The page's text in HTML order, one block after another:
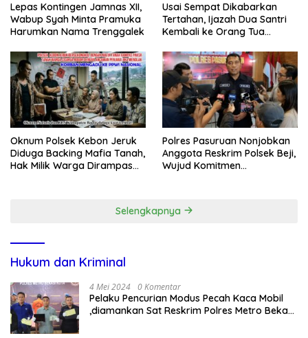
Lepas Kontingen Jamnas XII,
Wabup Syah Minta Pramuka
Harumkan Nama Trenggalek
Usai Sempat Dikabarkan
Tertahan, Ijazah Dua Santri
Kembali ke Orang Tua
Oknum Polsek Kebon Jeruk
Diduga Backing Mafia Tanah,
Hak Milik Warga Dirampas
Polres Pasuruan Nonjobkan
Anggota Reskrim Polsek Beji,
Wujud Komitmen
Selengkapnya
Hukum dan Kriminal
4 Mei 2024 0 Komentar
Pelaku Pencurian Modus Pecah Kaca Mobil
,diamankan Sat Reskrim Polres Metro Bekasi